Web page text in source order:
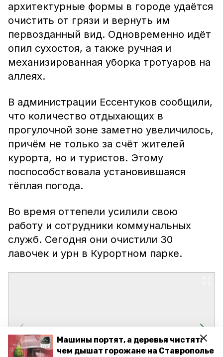
Машины портят, а деревья чистят:
чем дышат горожане на Ставрополье
архитектурные формы в городе удаётся
очистить от грязи и вернуть им
первозданный вид. Одновременно идёт
опил сухостоя, а также ручная и
механизированная уборка тротуаров на
аллеях.
В администрации Ессентуков сообщили,
что количество отдыхающих в
прогулочной зоне заметно увеличилось,
причём не только за счёт жителей
курорта, но и туристов. Этому
поспособствовала установившаяся
тёплая погода.
Во время оттепели усилили свою
работу и сотрудники коммунальных
служб. Сегодня они очистили 30
лавочек и урн в Курортном парке.